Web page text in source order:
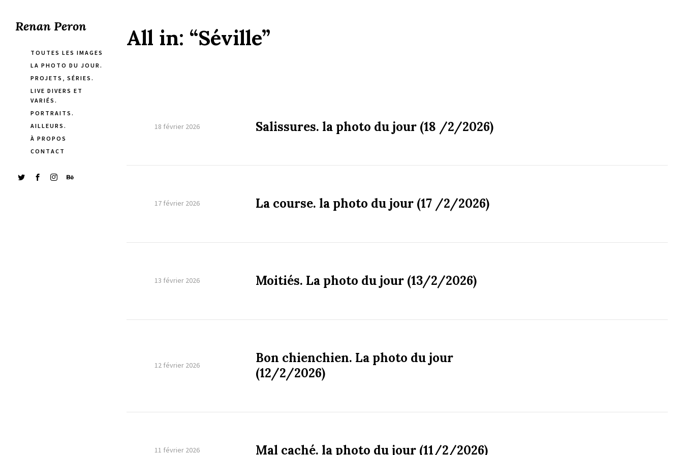
Renan Peron
TOUTES LES IMAGES
LA PHOTO DU JOUR.
PROJETS, SÉRIES.
LIVE DIVERS ET
VARIÉS.
PORTRAITS.
AILLEURS.
À PROPOS
CONTACT
All in: “Séville”
18 février 2026 Salissures. la photo du jour (18 /2/2026)
17 février 2026 La course. la photo du jour (17 /2/2026)
13 février 2026 Moitiés. La photo du jour (13/2/2026)
12 février 2026
Bon chienchien. La photo du jour
(12/2/2026)
11 février 2026 Mal caché. la photo du jour (11/2/2026)